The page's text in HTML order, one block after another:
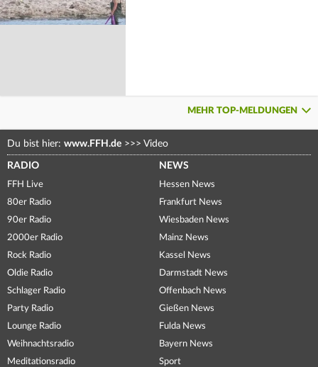
MEHR TOP-MELDUNGEN
Du bist hier: www.FFH.de >>> Video
RADIO
FFH Live
80er Radio
90er Radio
2000er Radio
Rock Radio
Oldie Radio
Schlager Radio
Party Radio
Lounge Radio
Weihnachtsradio
Meditationsradio
NEWS
Hessen News
Frankfurt News
Wiesbaden News
Mainz News
Kassel News
Darmstadt News
Offenbach News
Gießen News
Fulda News
Bayern News
Sport